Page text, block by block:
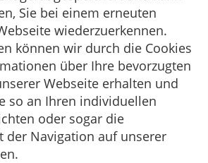
Sie bei einem erneuten
wiederzuerkennen.
können wir durch die Cookies
über Ihre bevorzugten
Webseite erhalten und
so an Ihren individuellen
oder sogar die
der Navigation auf unserer